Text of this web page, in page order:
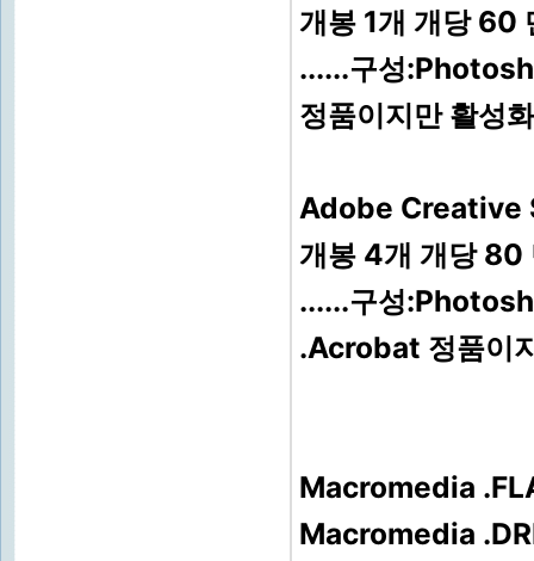
개봉 1개 개당 60
......구성
정품이지만 활성
Adobe Creative
개봉 4개 개당 80
......구성
.Acrobat 정품이
Macromedia
Macromedia